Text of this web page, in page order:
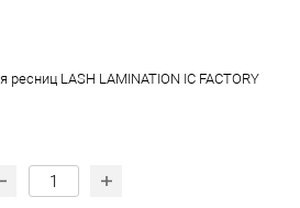
LASH LAMINATION IC FACTORY